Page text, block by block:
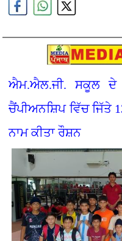
ਐਮ.ਐਲ.ਜੀ. ਸਕੂਲ ਦੇ
ਚੈਂਪੀਅਨਸ਼ਿਪ ਵਿੱਚ ਜਿੱਤੇ
ਨਾਮ ਕੀਤਾ ਰੌਸ਼ਨ